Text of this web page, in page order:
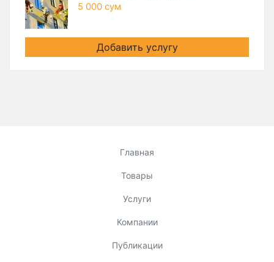
5 000 сум
Добавить услугу
Главная
Товары
Услуги
Компании
Публикации